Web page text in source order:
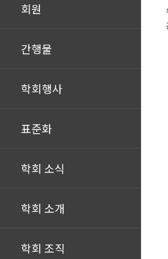
회원
간행물
학회행사
표준화
학회 소식
학회 소개
학회 조직